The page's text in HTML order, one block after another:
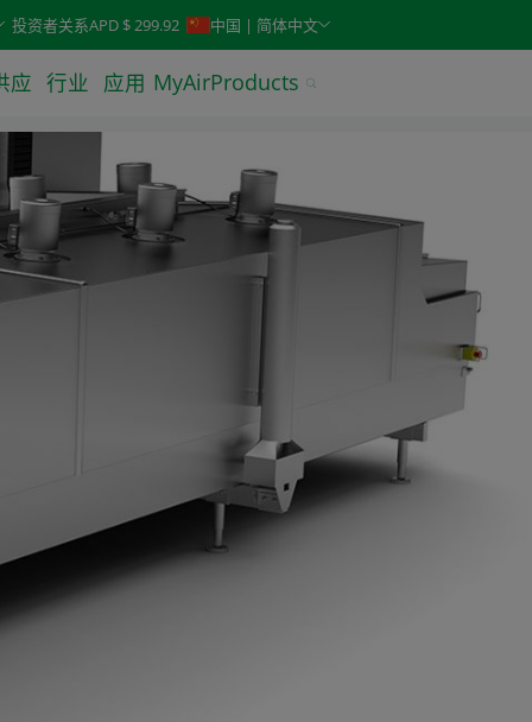
Typeahead search is also available.
投资者关系APD $ 299.92 中国 | 简体中文
应 行业 应用 MyAirProducts